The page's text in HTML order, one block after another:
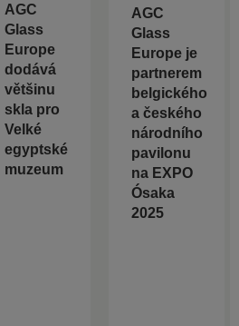
AGC
Glass
Europe
dodává
většinu
skla pro
Velké
egyptské
muzeum
AGC
Glass
Europe je
partnerem
belgického
a českého
národního
pavilonu
na EXPO
Ósaka
2025